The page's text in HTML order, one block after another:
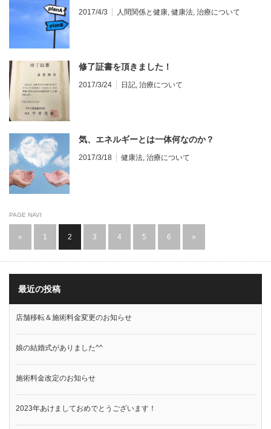
2017/4/3 人間関係と健康, 健康法, 治療について
修了証書を頂きました！
2017/3/24 日記, 治療について
気、エネルギーとは一体何なのか？
2017/3/18 健康法, 治療について
PAGE NAVI
« 1 2 3 4 5 6 »
最近の投稿
店舗移転＆施術料金変更のお知らせ
娘の結婚式がありました^^
施術料金改定のお知らせ
2023年あけましておめでとうございます！